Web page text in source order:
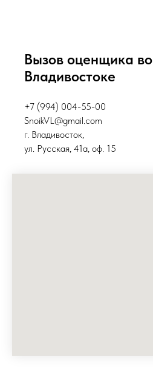
Вызов оценщика во
Владивостоке
+7 (994) 004-55-00
SnoikVL@gmail.com
г. Владивосток,
ул. Русская, 41а, оф. 15